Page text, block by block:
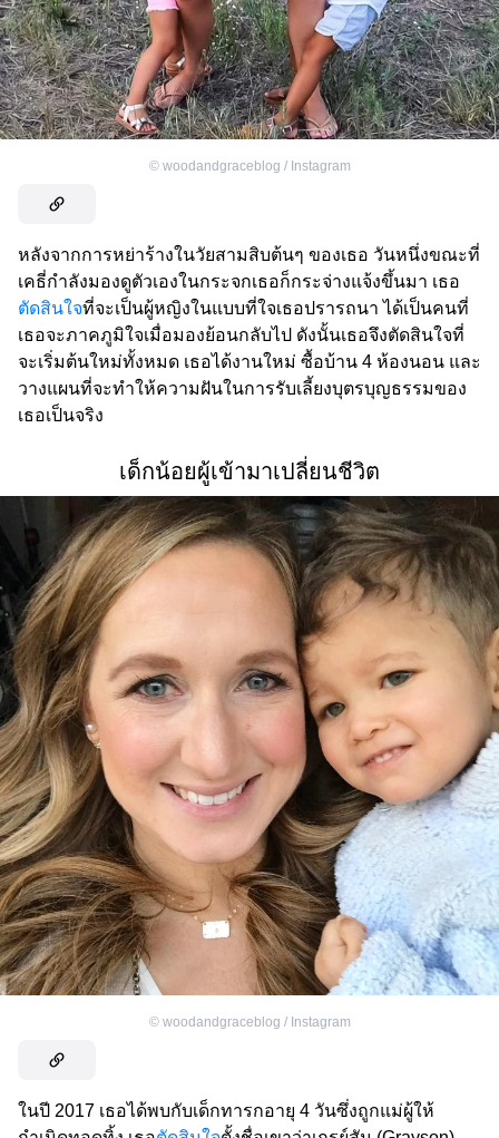
© woodandgraceblog / Instagram
หลังจากการหย่าร้างในวัยสามสิบต้นๆ ของเธอ วันหนึ่งขณะที่
เคธี่กำลังมองดูตัวเองในกระจกเธอก็กระจ่างแจ้งขึ้นมา เธอ
ตัดสินใจที่จะเป็นผู้หญิงในแบบที่ใจเธอปรารถนา ได้เป็นคนที่
เธอจะภาคภูมิใจเมื่อมองย้อนกลับไป ดังนั้นเธอจึงตัดสินใจที่
จะเริ่มต้นใหม่ทั้งหมด เธอได้งานใหม่ ซื้อบ้าน 4 ห้องนอน และ
วางแผนที่จะทำให้ความฝันในการรับเลี้ยงบุตรบุญธรรมของ
เธอเป็นจริง
เด็กน้อยผู้เข้ามาเปลี่ยนชีวิต
© woodandgraceblog / Instagram
ในปี 2017 เธอได้พบกับเด็กทารกอายุ 4 วันซึ่งถูกแม่ผู้ให้